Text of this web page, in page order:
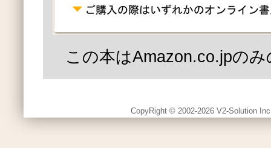
この本はAmazon.co.jpの
CopyRight © 2002-2026 V2-Solution